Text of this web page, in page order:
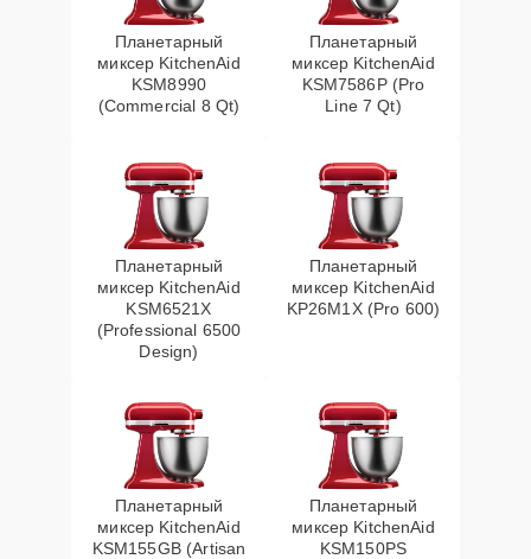
Планетарный
миксер KitchenAid
KSM8990
(Commercial 8 Qt)
Планетарный
миксер KitchenAid
KSM7586P (Pro
Line 7 Qt)
Планетарный
миксер KitchenAid
KSM6521X
(Professional 6500
Design)
Планетарный
миксер KitchenAid
KP26M1X (Pro 600)
Планетарный
миксер KitchenAid
KSM155GB (Artisan
Планетарный
миксер KitchenAid
KSM150PS